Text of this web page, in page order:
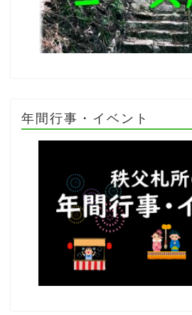
年間行事・イベント